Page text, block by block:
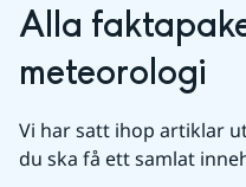
Alla
meteorologi
Vi har satt ihop artiklar
du ska få ett samlat